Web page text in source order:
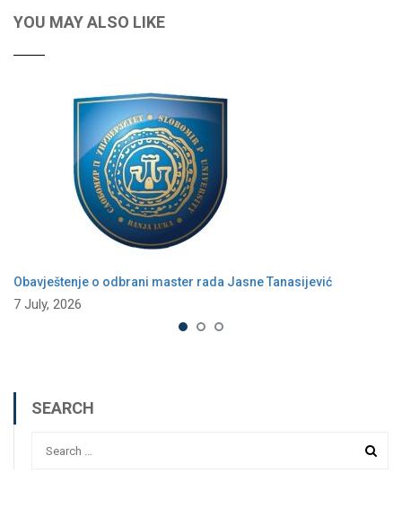
YOU MAY ALSO LIKE
Obavještenje o odbrani master rada Jasne Tanasijević
7 July, 2026
SEARCH